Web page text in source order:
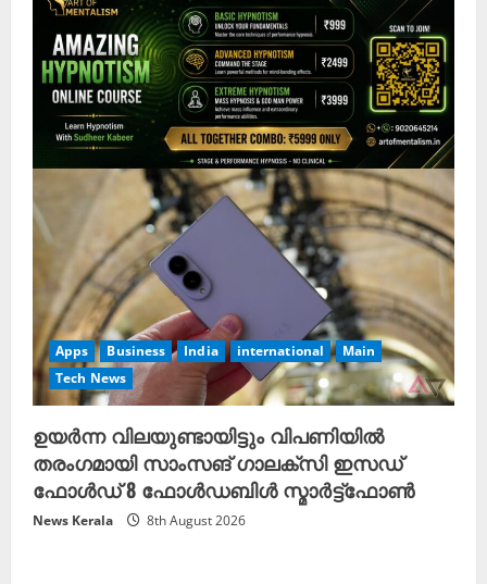
Apps Business India international
Main
Tech News
ഉയർന്ന വിലയുണ്ടായിട്ടും വിപണിയിൽ
തരംഗമായി സാംസങ് ഗാലക്സി ഇസഡ്
ഫോൾഡ് 8 ഫോൾഡബിൾ സ്മാർട്ട്ഫോൺ
News Kerala 8th August 2026